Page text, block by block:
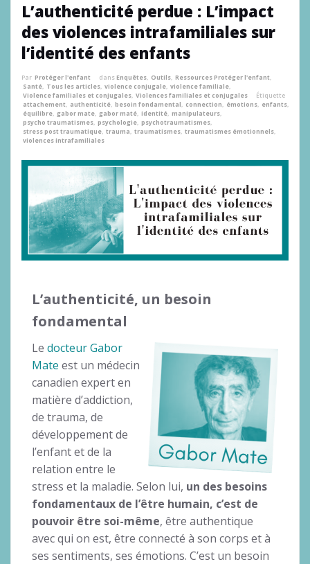
L’authenticité perdue : L’impact
des violences intrafamiliales sur
l’identité des enfants
Par Protéger l'enfant dansEnquêtes, Outils, Ressources Protéger l'enfant,
Santé, Tous les articles, violence conjugale, violence familiale,
Violence familiales et conjugales, Violences familiales et conjugales
Étiquette
attachement, authenticité, besoin fondamental, connection, émotions, enfants,
équilibre, gabor mate, gabor maté, identité, manipulateurs,
psycho traumatismes, psychologie, psychotraumatismes,
stress post traumatique, trauma, traumatismes, traumatismes émotionnels,
violences intrafamiliales
L’authenticité, un besoin
fondamental
Le docteur Gabor
Mate est un médecin
canadien expert en
matière d’addiction,
de trauma, de
développement de
l’enfant et de la
relation entre le
stress et la maladie. Selon lui, un des besoins
fondamentaux de l’être humain, c’est de
pouvoir être soi-même, être authentique
avec qui on est, être connecté à son corps et à
ses sentiments, ses émotions. C’est un besoin